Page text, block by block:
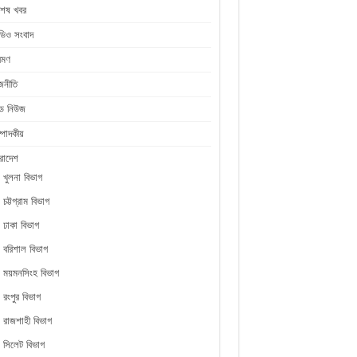
খবর
সংবাদ
নিউজ
খুলনা বিভাগ
চট্টগ্রাম বিভাগ
ঢাকা বিভাগ
বরিশাল বিভাগ
ময়মনসিংহ বিভাগ
রংপুর বিভাগ
রাজশাহী বিভাগ
সিলেট বিভাগ